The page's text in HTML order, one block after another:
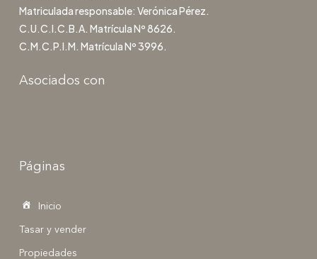
Matriculada responsable: Verónica Pérez.
C.U.C.I.C.B.A. Matrícula Nº 8626.
C.M.C.P.I.M. Matrícula Nº 3996.
Asociados con
Páginas
Inicio
Tasar y vender
Propiedades